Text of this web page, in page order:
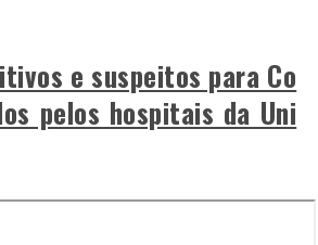
e suspeitos para Co
pelos hospitais da Uni